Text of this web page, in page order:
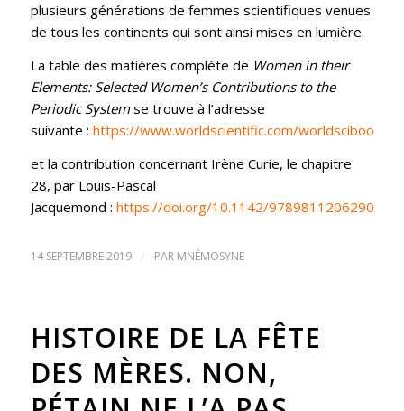
plusieurs générations de femmes scientifiques venues
de tous les continents qui sont ainsi mises en lumière.
La table des matières complète de Women in their
Elements: Selected Women’s Contributions to the
Periodic Systemse trouve à l’adresse
suivante : https://www.worldscientific.com/worldscibooks/
et la contribution concernant Irène Curie, le chapitre
28, par Louis-Pascal
Jacquemond : https://doi.org/10.1142/
14 SEPTEMBRE 2019 / PAR MNÉMOSYNE
HISTOIRE DE LA FÊTE
DES MÈRES. NON,